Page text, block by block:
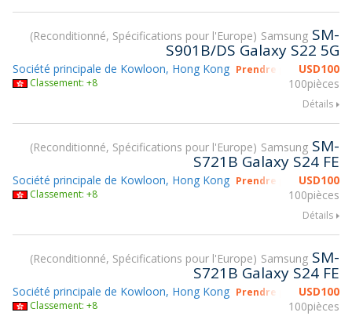
Reconditionné, Spécifications pour l'Europe Samsung SM-
S901B/DS Galaxy S22 5G
USD100
100pièces
Société principale de Kowloon, Hong Kong Prendre part à gsmX
Classement: +8
Détails
Reconditionné, Spécifications pour l'Europe Samsung SM-
S721B Galaxy S24 FE
USD100
100pièces
Société principale de Kowloon, Hong Kong Prendre part à gsmX
Classement: +8
Détails
Reconditionné, Spécifications pour l'Europe Samsung SM-
S721B Galaxy S24 FE
USD100
100pièces
Société principale de Kowloon, Hong Kong Prendre part à gsmX
Classement: +8